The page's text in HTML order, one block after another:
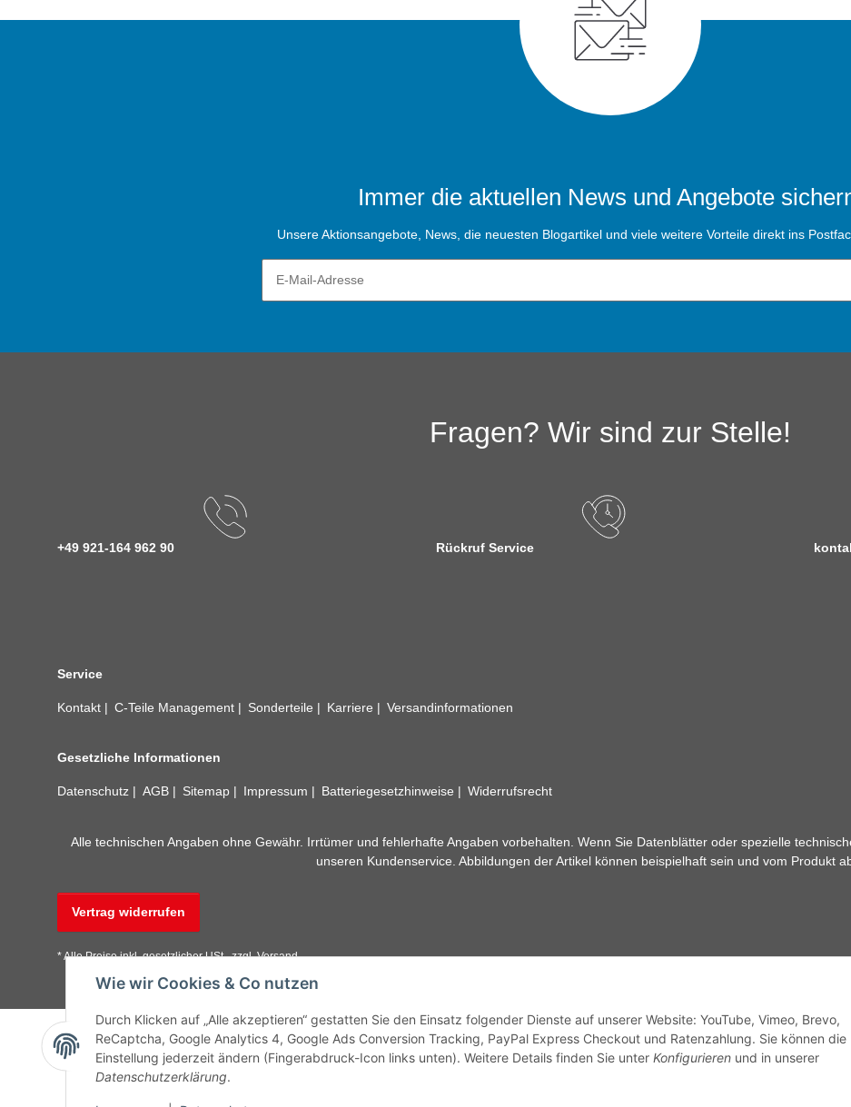
Wie wir Cookies & Co nutzen
Durch Klicken auf „Alle akzeptieren“ gestatten Sie den Einsatz folgender Dienste auf unserer Website: YouTube, Vimeo, Brevo,
ReCaptcha, Google Analytics 4, Google Ads Conversion Tracking, PayPal Express Checkout und Ratenzahlung. Sie können die
Einstellung jederzeit ändern (Fingerabdruck-Icon links unten). Weitere Details finden Sie unter Konfigurieren und in unserer
Datenschutzerklärung.
Immer die aktuellen News und Angebote
Unsere Aktionsangebote, News, die neuesten Blogartikel und viele weitere Vorteile direkt ins
Fragen? Wir sind zur Stelle!
+49 921-164 962 90 Rückruf Service
Service
Kontakt C-Teile Management Sonderteile Karriere Versandinformationen
Gesetzliche Informationen
Datenschutz AGB Sitemap Impressum Batteriegesetzhinweise Widerrufsrecht
Alle technischen Angaben ohne Gewähr. Irrtümer und fehlerhafte Angaben vorbehalten. Wenn Sie Datenblätter oder spezielle
unseren Kundenservice. Abbildungen der Artikel können beispielhaft sein und vom Produkt
Vertrag widerrufen
* Alle Preise inkl. gesetzlicher USt., zzgl.Versand